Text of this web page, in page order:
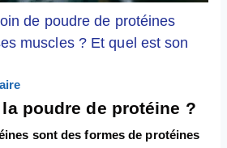
de poudre de protéines
muscles ? Et quel est son
la poudre de protéine ?
sont des formes de protéines